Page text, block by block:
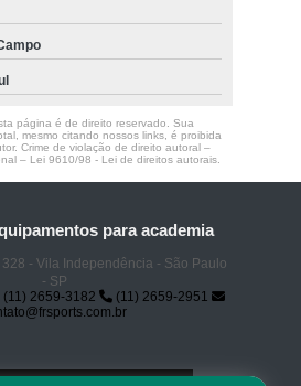
página é de direito reservado. Sua
mesmo citando nossos links, é proibida
Crime de violação de direito autoral –
– Lei 9610/98 - Lei de direitos autorais.
para academia
- Vila Independência - São Paulo
- SP
(11) 2659-3182
(11) 2659-2951